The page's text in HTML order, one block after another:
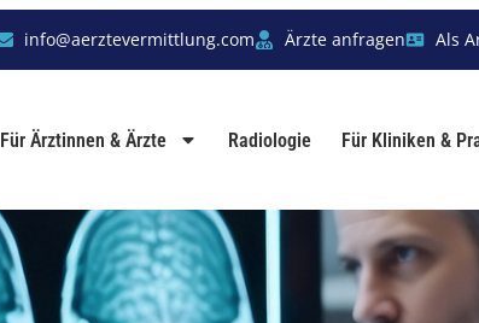
info@aerztevermittlung.com Ärzte anfragen Als
Für Ärztinnen & Ärzte Radiologie Für Kliniken &